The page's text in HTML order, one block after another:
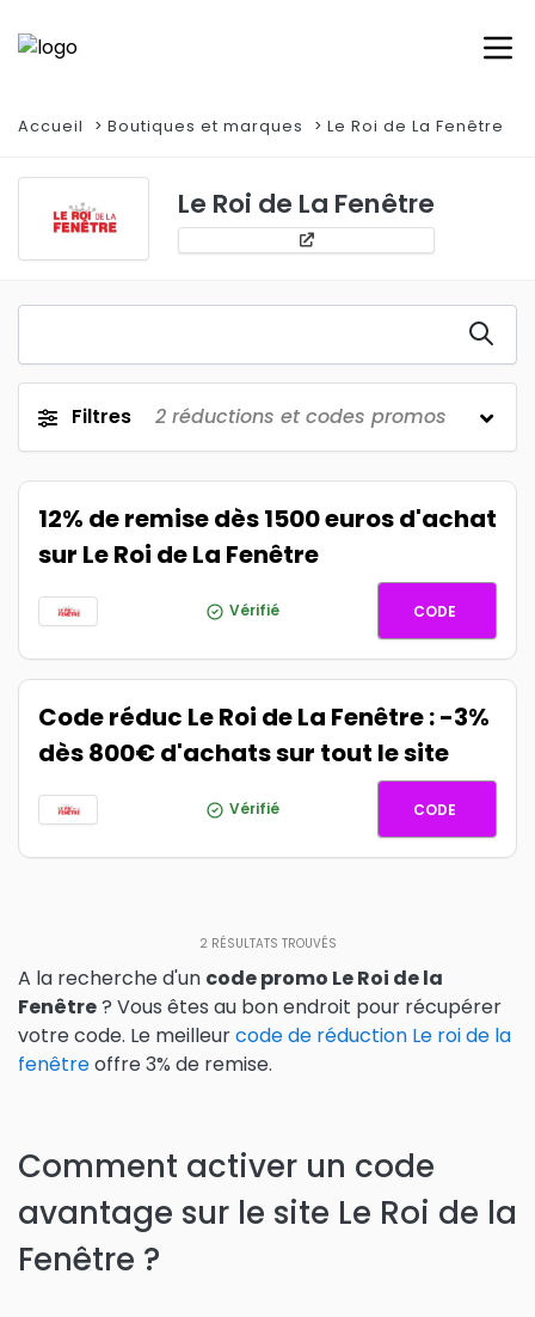
Accueil Boutiques et marques Le Roi de La Fenêtre
Le Roi de La Fenêtre
Filtres 2 réductions et codes promos
12% de remise dès 1500 euros d'achat
sur Le Roi de La Fenêtre
Vérifié ETE26
CODE
Code réduc Le Roi de La Fenêtre : -3%
dès 800€ d'achats sur tout le site
Vérifié RDLF22
CODE
2 RÉSULTATS TROUVÉS
A la recherche d'un code promo Le Roi de la
Fenêtre? Vous êtes au bon endroit pour récupérer
votre code. Le meilleurcode de réduction Le roi de la
fenêtreoffre 3% de remise.
Comment activer un code
avantage sur le site Le Roi de la
Fenêtre ?